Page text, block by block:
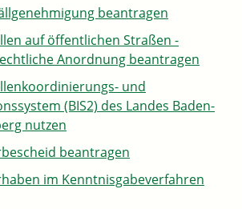
beantragen
auf öffentlichen Straßen -
Anordnung beantragen
und
(BIS2) des Landes Baden-
nutzen
beantragen
im Kenntnisgabeverfahren